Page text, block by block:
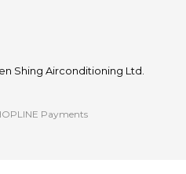
Shing Airconditioning Ltd.
Payments